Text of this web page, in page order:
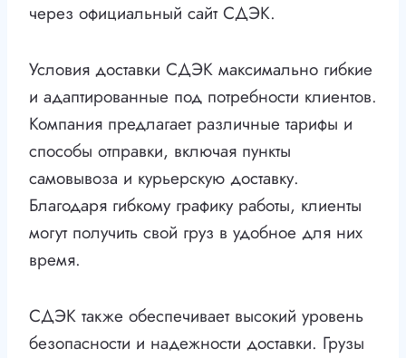
через официальный сайт СДЭК.
Условия доставки СДЭК максимально гибкие
и адаптированные под потребности клиентов.
Компания предлагает различные тарифы и
способы отправки, включая пункты
самовывоза и курьерскую доставку.
Благодаря гибкому графику работы, клиенты
могут получить свой груз в удобное для них
время.
СДЭК также обеспечивает высокий уровень
безопасности и надежности доставки. Грузы